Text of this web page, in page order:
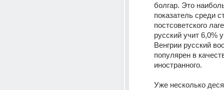
болгар. Это
показатель среди
постсоветского
русский учит 6,0%
Венгрии русский
популярен в
иностранного.
Уже несколько